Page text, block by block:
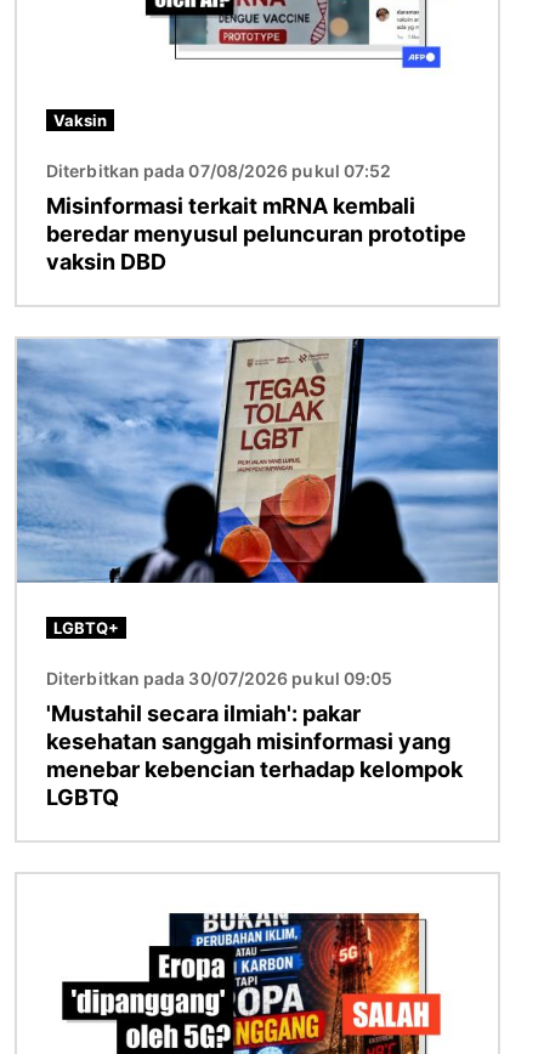
Vaksin
Diterbitkan pada 07/08/2026 pukul 07:52
Misinformasi terkait mRNA kembali
beredar menyusul peluncuran prototipe
vaksin DBD
Gambar
LGBTQ+
Diterbitkan pada 30/07/2026 pukul 09:05
'Mustahil secara ilmiah': pakar
kesehatan sanggah misinformasi yang
menebar kebencian terhadap kelompok
LGBTQ